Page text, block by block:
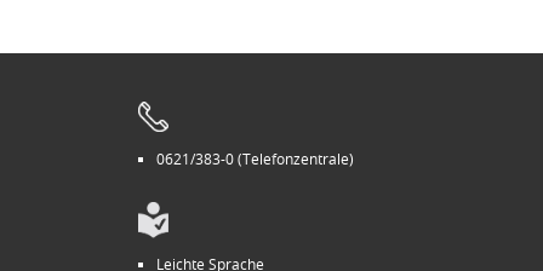
0621/383-0 (Telefonzentrale)
Leichte Sprache